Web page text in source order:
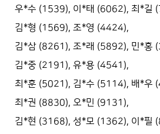
우*수 (1539), 이*태 (6062), 최*길
김*형 (1569), 조*영 (4424),
김*삼 (8261), 조*래 (5892), 민*홍
김*중 (2191), 유*용 (4541),
최*훈 (5021), 김*수 (5114), 배*우
최*권 (8830), 오*민 (9131),
김*현 (3168), 성*모 (1362), 이*필